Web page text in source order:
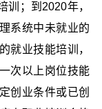
训；到2020年，
系统中未就业的
就业技能培训，
次以上岗位技能
创业条件或已创